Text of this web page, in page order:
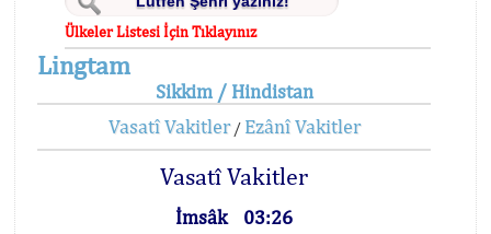
Ülkeler Listesi İçin Tıklayınız
Lingtam
Sikkim / Hindistan
Vasatî Vakitler/ Ezânî Vakitler
Vasatî Vakitler
İmsâk
03:26